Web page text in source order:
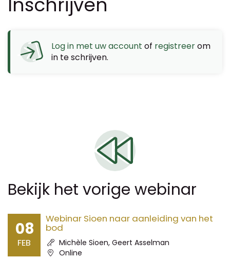
Log in met uw account of registreerom
in te schrijven.
Bekijk het vorige webinar
08
FEB
Webinar Sioen naar aanleiding van het
bod
Spreker:
Michèle Sioen, Geert Asselman
Locatie:
Online